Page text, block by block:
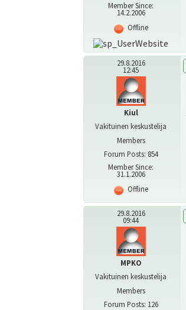
Member Since:
14.2.2006
Offline
29.8.2016
12:45
Kiul
Vakituinen keskustelija
Members
Forum Posts: 854
Member Since:
31.1.2006
Offline
29.8.2016
09:44
MPKO
Vakituinen keskustelija
Members
Forum Posts: 126